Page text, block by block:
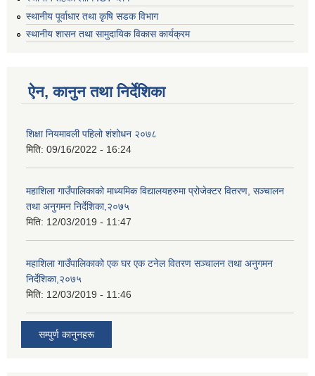
स्थानीय पूर्वाधार तथा कृषि सडक विभाग
स्थानीय शासन तथा सामुदायिक विकास कार्यक्रम
ऐन, कानुन तथा निर्देशिका
शिक्षा नियमावली पहिलो शंशोधन २०७८
मिति: 09/16/2022 - 16:24
महाशिला गाउँपालिकाको माध्यमिक विद्यालयहरुमा प्रोजेक्टर वितरण, सञ्चालन
तथा अनुगमन निर्देशिका,२०७५
मिति: 12/03/2019 - 11:47
महाशिला गाउँपालिकाको एक घर एक टनेल वितरण सञ्चालन तथा अनुगमन
निर्देशिका,२०७५
मिति: 12/03/2019 - 11:46
सम्पुर्ण कानुनहरू